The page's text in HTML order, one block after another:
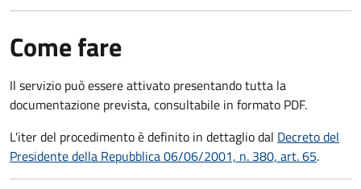
Come fare
Il servizio può essere attivato presentando tutta la
documentazione prevista, consultabile in formato PDF.
L'iter del procedimento è definito in dettaglio dal Decreto del
Presidente della Repubblica 06/06/2001, n. 380, art. 65.